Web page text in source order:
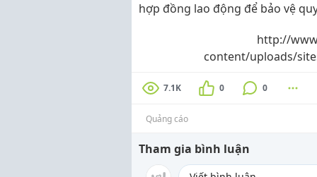
hợp đồng lao động để bảo vệ
http://
content/uploads/
7.1K 0 0
Quảng cáo
Tham gia bình luận